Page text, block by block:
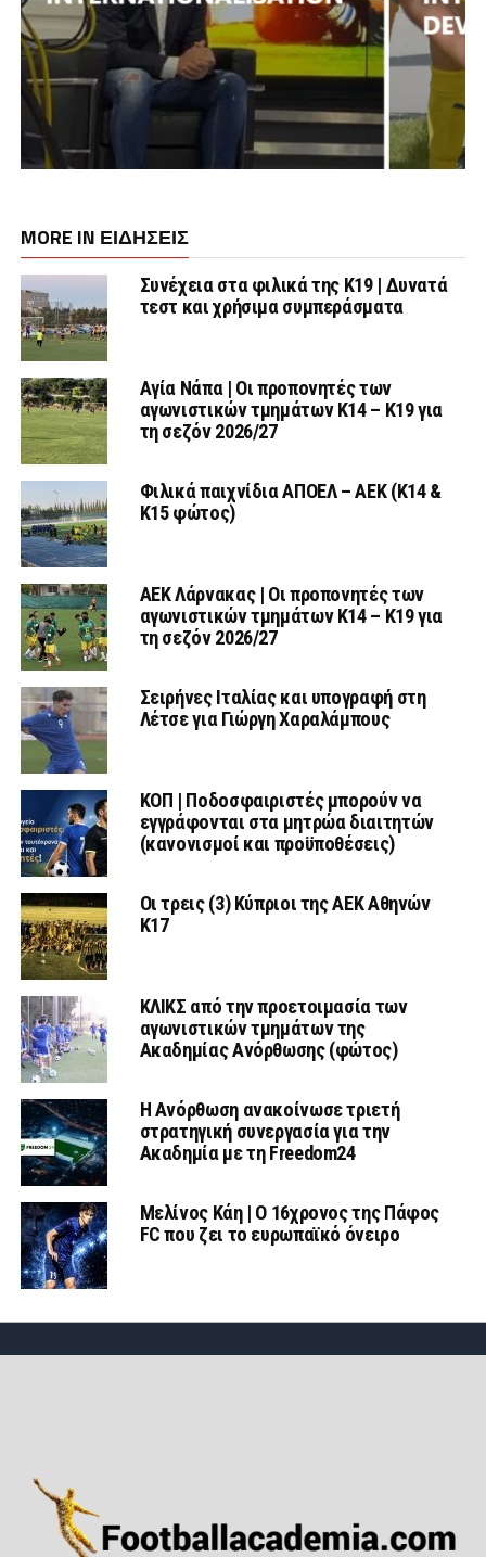
MORE IN ΕΙΔΗΣΕΙΣ
Συνέχεια στα φιλικά της Κ19 | Δυνατά
τεστ και χρήσιμα συμπεράσματα
Αγία Νάπα | Οι προπονητές των
αγωνιστικών τμημάτων Κ14 – Κ19 για
τη σεζόν 2026/27
Φιλικά παιχνίδια ΑΠΟΕΛ – ΑΕΚ (Κ14 &
Κ15 φώτος)
AEK Λάρνακας | Οι προπονητές των
αγωνιστικών τμημάτων Κ14 – Κ19 για
τη σεζόν 2026/27
Σειρήνες Ιταλίας και υπογραφή στη
Λέτσε για Γιώργη Χαραλάμπους
ΚΟΠ | Ποδοσφαιριστές μπορούν να
εγγράφονται στα μητρώα διαιτητών
(κανονισμοί και προϋποθέσεις)
Οι τρεις (3) Κύπριοι της ΑΕΚ Αθηνών
Κ17
ΚΛΙΚΣ από την προετοιμασία των
αγωνιστικών τμημάτων της
Ακαδημίας Ανόρθωσης (φώτος)
Η Ανόρθωση ανακοίνωσε τριετή
στρατηγική συνεργασία για την
Ακαδημία με τη Freedom24
Μελίνος Κάη | Ο 16χρονος της Πάφος
FC που ζει το ευρωπαϊκό όνειρο